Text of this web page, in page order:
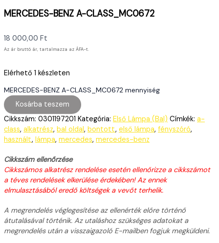
MERCEDES-BENZ A-CLASS_MC0672
18 000,00 Ft
Az ár bruttó ár, tartalmazza az ÁFA-t.
Elérhető 1 készleten
MERCEDES-BENZ A-CLASS_MC0672 mennyiség
Kosárba teszem
Cikkszám: 0301197201 Kategória: Első Lámpa (Bal) Címkék: a-
class, alkatrész, bal oldal, bontott, első lámpa, fényszóró,
használt, lámpa, mercedes, mercedes-benz
Cikkszám ellenőrzése
Cikkszámos alkatrész rendelése esetén ellenőrizze a cikkszámot
a téves rendelések elkerülése érdekében! Az ennek
elmulasztásából eredő költségek a vevőt terhelik.
A megrendelés véglegesítése az ellenérték előre történő
átutalásával történik. Az utaláshoz szükséges adatokat a
megrendelés után a visszaigazoló E-mailben fogjuk megküldeni.